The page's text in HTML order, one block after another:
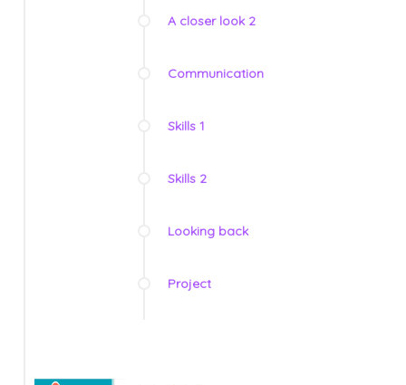
A closer look 2
Communication
Skills 1
Skills 2
Looking back
Project